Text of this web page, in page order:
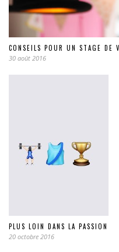
CONSEILS POUR UN STAGE DE
30 août 2016
PLUS LOIN DANS LA PASSION
20 octobre 2016